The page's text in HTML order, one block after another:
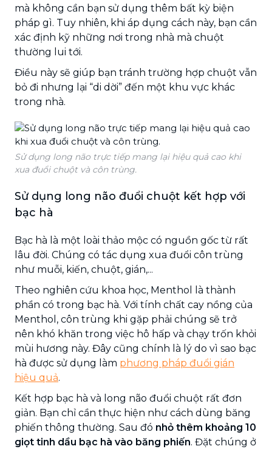
mà không cần bạn sử dụng thêm bất kỳ biện
pháp gì. Tuy nhiên, khi áp dụng cách này, bạn cần
xác định kỹ những nơi trong nhà mà chuột
thường lui tới.
Điều này sẽ giúp bạn tránh trường hợp chuột vẫn
bỏ đi nhưng lại “di dời” đến một khu vực khác
trong nhà.
Sử dụng long não trực tiếp mang lại hiệu quả cao khi
xua đuổi chuột và côn trùng.
Sử dụng long não đuổi chuột kết hợp với
bạc hà
Bạc hà là một loài thảo mộc có nguồn gốc từ rất
lâu đời. Chúng có tác dụng xua đuổi côn trùng
như muỗi, kiến, chuột, gián,...
Theo nghiên cứu khoa học, Menthol là thành
phần có trong bạc hà. Với tính chất cay nồng của
Menthol, côn trùng khi gặp phải chúng sẽ trở
nên khó khăn trong việc hô hấp và chạy trốn khỏi
mùi hương này. Đây cũng chính là lý do vì sao bạc
hà được sử dụng làm phương pháp đuổi gián
hiệu quả.
Kết hợp bạc hà và long não đuổi chuột rất đơn
giản. Bạn chỉ cần thực hiện như cách dùng băng
phiến thông thường. Sau đó nhỏ thêm khoảng 10
giọt tinh dầu bạc hà vào băng phiến. Đặt chúng ở